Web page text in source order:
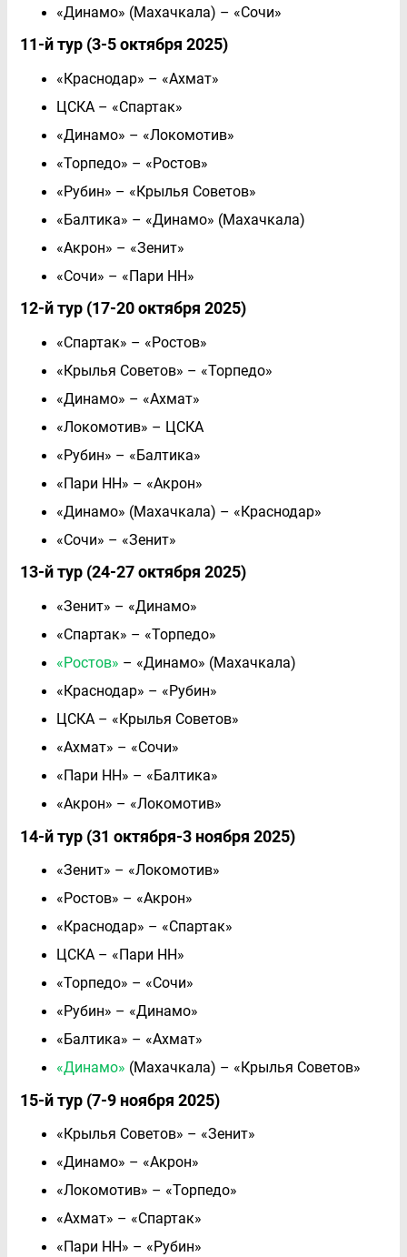
«Динамо» (Махачкала) – «Сочи»
11-й тур (3-5 октября 2025)
«Краснодар» – «Ахмат»
ЦСКА – «Спартак»
«Динамо» – «Локомотив»
«Торпедо» – «Ростов»
«Рубин» – «Крылья Советов»
«Балтика» – «Динамо» (Махачкала)
«Акрон» – «Зенит»
«Сочи» – «Пари НН»
12-й тур (17-20 октября 2025)
«Спартак» – «Ростов»
«Крылья Советов» – «Торпедо»
«Динамо» – «Ахмат»
«Локомотив» – ЦСКА
«Рубин» – «Балтика»
«Пари НН» – «Акрон»
«Динамо» (Махачкала) – «Краснодар»
«Сочи» – «Зенит»
13-й тур (24-27 октября 2025)
«Зенит» – «Динамо»
«Спартак» – «Торпедо»
«Ростов» – «Динамо» (Махачкала)
«Краснодар» – «Рубин»
ЦСКА – «Крылья Советов»
«Ахмат» – «Сочи»
«Пари НН» – «Балтика»
«Акрон» – «Локомотив»
14-й тур (31 октября-3 ноября 2025)
«Зенит» – «Локомотив»
«Ростов» – «Акрон»
«Краснодар» – «Спартак»
ЦСКА – «Пари НН»
«Торпедо» – «Сочи»
«Рубин» – «Динамо»
«Балтика» – «Ахмат»
«Динамо» (Махачкала) – «Крылья Советов»
15-й тур (7-9 ноября 2025)
«Крылья Советов» – «Зенит»
«Динамо» – «Акрон»
«Локомотив» – «Торпедо»
«Ахмат» – «Спартак»
«Пари НН» – «Рубин»